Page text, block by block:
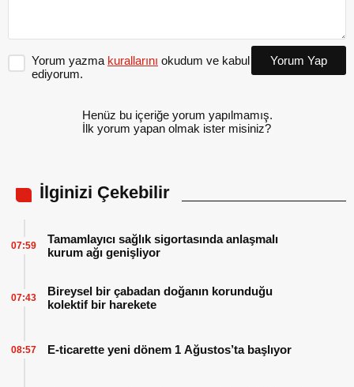
Yorum yazma kurallarını okudum ve kabul
ediyorum.
Yorum Yap
Henüz bu içeriğe yorum yapılmamış.
İlk yorum yapan olmak ister misiniz?
İlginizi Çekebilir
Tamamlayıcı sağlık sigortasında anlaşmalı
kurum ağı genişliyor
07:59
Bireysel bir çabadan doğanın korunduğu
kolektif bir harekete
07:43
E-ticarette yeni dönem 1 Ağustos’ta başlıyor
08:57